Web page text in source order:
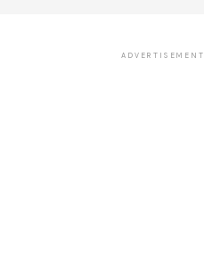
ADVERTISEMENT